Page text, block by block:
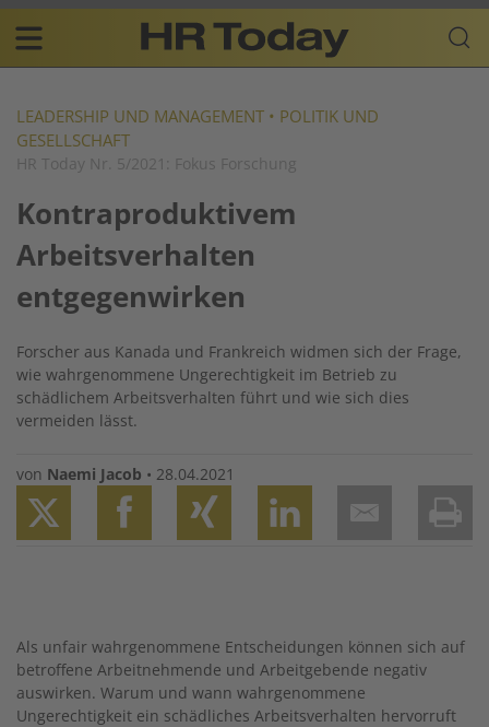
Skip
content
Plattform
für
Resources
navigation
DE
LEADERSHIP UND MANAGEMENT • POLITIK UND
GESELLSCHAFT
HR Today Nr. 5/2021: Fokus Forschung
Kontraproduktivem
Arbeitsverhalten
entgegenwirken
Forscher aus Kanada und Frankreich widmen sich der Frage,
wie wahrgenommene Ungerechtigkeit im Betrieb zu
schädlichem Arbeitsverhalten führt und wie sich dies
vermeiden lässt.
von Naemi Jacob • 28.04.2021
Als unfair wahrgenommene Entscheidungen können sich auf
betroffene Arbeitnehmende und Arbeitgebende negativ
auswirken. Warum und wann wahrgenommene
Ungerechtigkeit ein schädliches Arbeitsverhalten hervorruft